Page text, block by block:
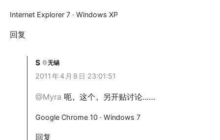
Internet Explorer 7 · Windows XP
回复
S 无锡
2011 年4 月 8 日 23:01:51
@Myra 呃，这个，另开贴讨论……
Google Chrome 10 · Windows 7
回复